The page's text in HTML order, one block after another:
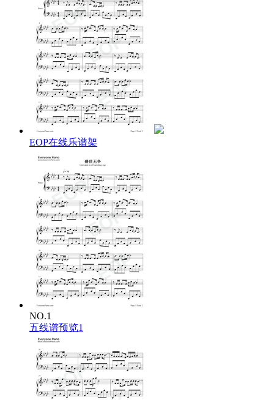
愿与君长歌一曲 负尽风流
江/李：
他也曾年少轻狂 形骸放浪
却不敌世事催人 时光易老
星/邱：
本只想现世安稳 岁月也静好
却落个江山万里 红尘寂寥
江/李：
总是岁月 偶有蹉跎
笑不肯留 泪不肯走
舍得辜负富贵荣华
谁在乎千军万马
却是时光 留人不住
人不能留 情不能已
不过长歌哒哒哒哒
谁怕金戈铁马
你一身傲骨通透 风情万种
埋怨他留守风月 醉卧温柔
亟欲他改头换面 脱胎与换骨
愿与君长歌一曲 负尽风流
他也曾年少轻狂 形骸放浪
却不敌世事催人 时光易老
江/李：
本只想现世安稳 岁月也静好
EOP在线乐谱架
NO.1
五线谱预览1